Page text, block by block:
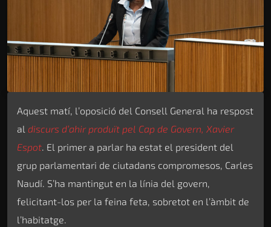
Aquest matí, l’oposició del Consell General ha respost
al discurs d’ahir produït pel Cap de Govern, Xavier
Espot . El primer a parlar ha estat el president del
grup parlamentari de ciutadans compromesos, Carles
Naudí. S’ha mantingut en la línia del govern,
felicitant-los per la feina feta, sobretot en l’àmbit de
l’habitatge.